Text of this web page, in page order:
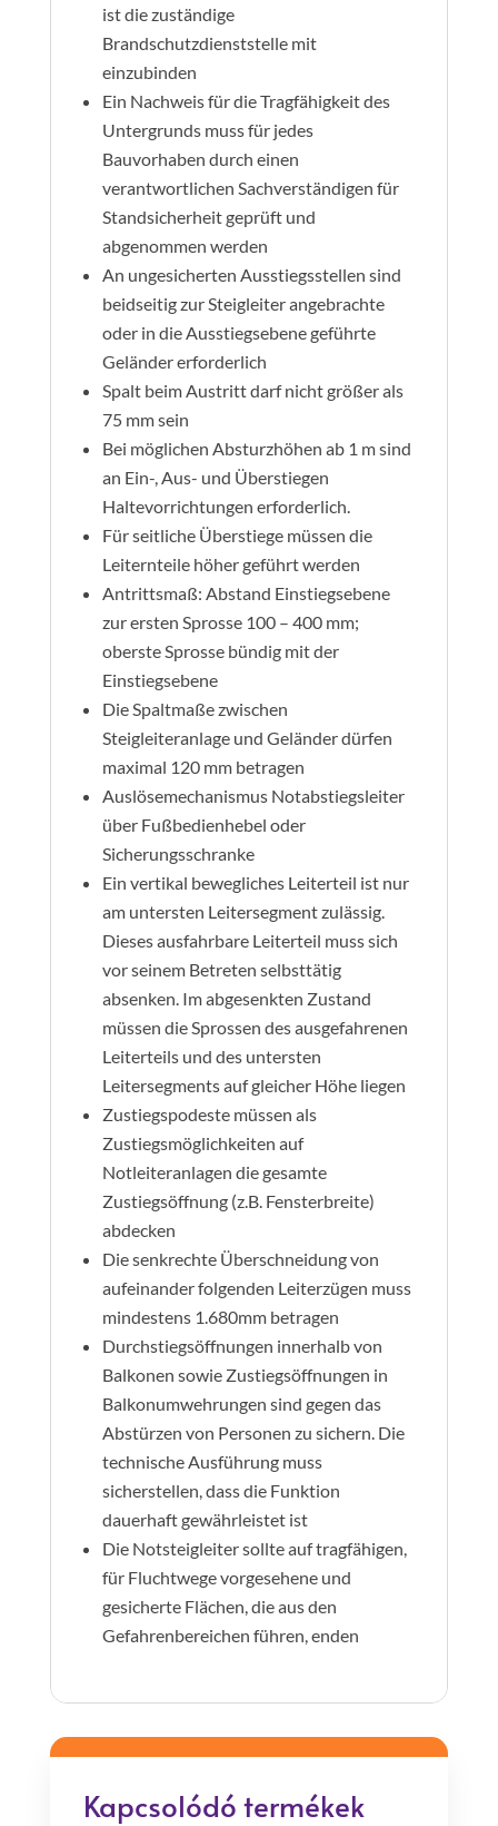
ist die zuständige
Brandschutzdienststelle mit
einzubinden
Ein Nachweis für die Tragfähigkeit des
Untergrunds muss für jedes
Bauvorhaben durch einen
verantwortlichen Sachverständigen für
Standsicherheit geprüft und
abgenommen werden
An ungesicherten Ausstiegsstellen sind
beidseitig zur Steigleiter angebrachte
oder in die Ausstiegsebene geführte
Geländer erforderlich
Spalt beim Austritt darf nicht größer als
75 mm sein
Bei möglichen Absturzhöhen ab 1 m sind
an Ein-, Aus- und Überstiegen
Haltevorrichtungen erforderlich.
Für seitliche Überstiege müssen die
Leiternteile höher geführt werden
Antrittsmaß: Abstand Einstiegsebene
zur ersten Sprosse 100 – 400 mm;
oberste Sprosse bündig mit der
Einstiegsebene
Die Spaltmaße zwischen
Steigleiteranlage und Geländer dürfen
maximal 120 mm betragen
Auslösemechanismus Notabstiegsleiter
über Fußbedienhebel oder
Sicherungsschranke
Ein vertikal bewegliches Leiterteil ist nur
am untersten Leitersegment zulässig.
Dieses ausfahrbare Leiterteil muss sich
vor seinem Betreten selbsttätig
absenken. Im abgesenkten Zustand
müssen die Sprossen des ausgefahrenen
Leiterteils und des untersten
Leitersegments auf gleicher Höhe liegen
Zustiegspodeste müssen als
Zustiegsmöglichkeiten auf
Notleiteranlagen die gesamte
Zustiegsöffnung (z.B. Fensterbreite)
abdecken
Die senkrechte Überschneidung von
aufeinander folgenden Leiterzügen muss
mindestens 1.680mm betragen
Durchstiegsöffnungen innerhalb von
Balkonen sowie Zustiegsöffnungen in
Balkonumwehrungen sind gegen das
Abstürzen von Personen zu sichern. Die
technische Ausführung muss
sicherstellen, dass die Funktion
dauerhaft gewährleistet ist
Die Notsteigleiter sollte auf tragfähigen,
für Fluchtwege vorgesehene und
gesicherte Flächen, die aus den
Gefahrenbereichen führen, enden
Kapcsolódó termékek